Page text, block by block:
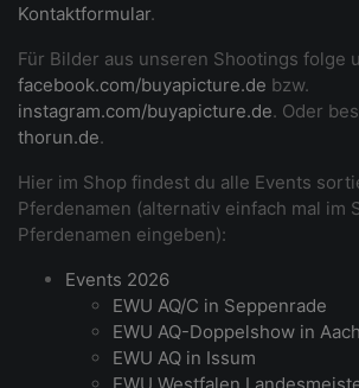
Kontaktformular.
Für Bilder aus unseren Shootings folge
facebook.com/buyapicture.de bzw.
instagram.com/buyapicture.de. Oder
thorun.de.
Hier im Shop findest du alle Events
Pferdenamen (alternativ einfach mal im
Pferdenamen eingeben):
Events 2026
EWU AQ/C in Seppenrade
EWU AQ-Doppelshow in
EWU AQ in Issum